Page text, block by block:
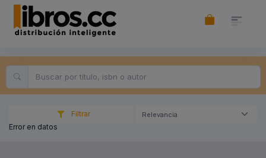
Filtrar Relevancia
Error en datos